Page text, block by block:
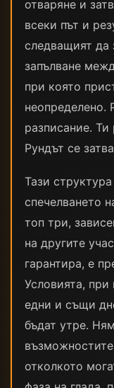
отваряне и
всеки път и
следващият да
запълване
при която
неопределено.
разписание.
Рундът се
Тази
спечелването
топ три,
на другите
гарантира, е
Условията,
едни и същи
бъдат утре.
отколкото